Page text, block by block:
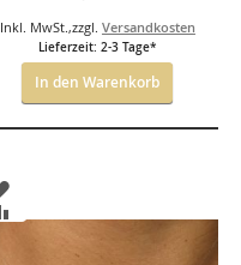
Inkl. MwSt. ,zzgl. Versandkosten
Lieferzeit: 2-3 Tage*
In den Warenkorb
ZUR
WUNSCHLISTE
ZUR
HINZUFÜGEN